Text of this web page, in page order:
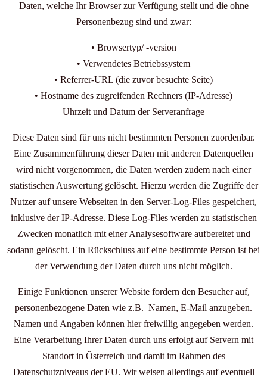
Daten, welche Ihr Browser zur Verfügung stellt und die ohne
Personenbezug sind und zwar:
• Browsertyp/ -version
• Verwendetes Betriebssystem
• Referrer-URL (die zuvor besuchte Seite)
• Hostname des zugreifenden Rechners (IP-Adresse)
Uhrzeit und Datum der Serveranfrage
Diese Daten sind für uns nicht bestimmten Personen zuordenbar.
Eine Zusammenführung dieser Daten mit anderen Datenquellen
wird nicht vorgenommen, die Daten werden zudem nach einer
statistischen Auswertung gelöscht. Hierzu werden die Zugriffe der
Nutzer auf unsere Webseiten in den Server-Log-Files gespeichert,
inklusive der IP-Adresse. Diese Log-Files werden zu statistischen
Zwecken monatlich mit einer Analysesoftware aufbereitet und
sodann gelöscht. Ein Rückschluss auf eine bestimmte Person ist bei
der Verwendung der Daten durch uns nicht möglich.
Einige Funktionen unserer Website fordern den Besucher auf,
personenbezogene Daten wie z.B. Namen, E-Mail anzugeben.
Namen und Angaben können hier freiwillig angegeben werden.
Eine Verarbeitung Ihrer Daten durch uns erfolgt auf Servern mit
Standort in Österreich und damit im Rahmen des
Datenschutzniveaus der EU. Wir weisen allerdings auf eventuell